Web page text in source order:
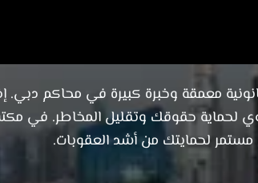
معمقة وخبرة كبيرة في محاكم
لحماية حقوقك وتقليل المخاطر. في
مستمر لحمايتك من أشد العقوبات.